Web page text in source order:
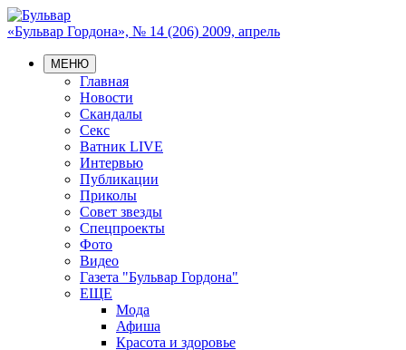
«Бульвар Гордона», № 14 (206) 2009, апрель
МЕНЮ
Главная
Новости
Скандалы
Секс
Ватник LIVE
Интервью
Публикации
Приколы
Совет звезды
Спецпроекты
Фото
Видео
Газета "Бульвар Гордона"
ЕЩЕ
Мода
Афиша
Красота и здоровье